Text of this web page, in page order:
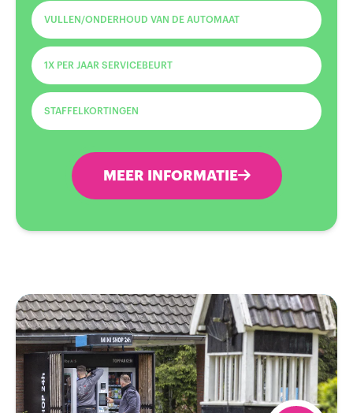
VULLEN/ONDERHOUD VAN DE AUTOMAAT
1X PER JAAR SERVICEBEURT
STAFFELKORTINGEN
MEER INFORMATIE